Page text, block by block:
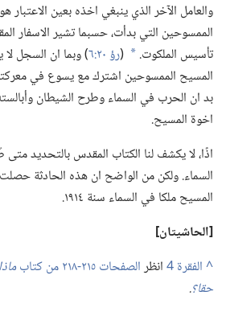
والعامل الآخر الذي ينبغي اخذه بعين الاعتبار
الممسوحين التي بدأت،‏ حسبما تشير الاسفار
تأسيس الملكوت.‏ *
(‏رؤ ٢٠:‏٦
‏)‏ وبما ان السجل لا
المسيح الممسوحين اشترك مع يسوع في
بد ان الحرب في السماء وطرح الشيطان
اخوة المسيح.‏
اذًا،‏ لا يكشف لنا الكتاب المقدس بالتحديد
السماء.‏ ولكن من الواضح ان هذه الحادثة
المسيح ملكا في السماء سنة ١٩١٤.‏
‏[الحاشيتان]‏
^
انظرالصفحات ٢١٥-‏٢١٨ من كتاب
حقا؟‏‏.‏